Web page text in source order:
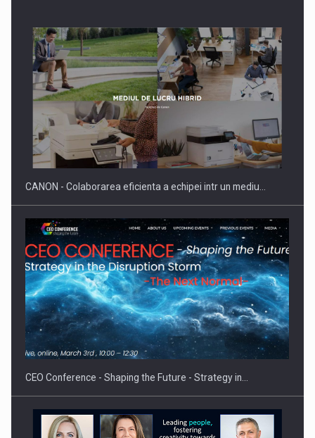
SAPTE PERSONALITATI DIN MEDIUL DE AFACERI, ACADEMIC
SI INSTITUTIONAL…
Hard Enduro Piatra Craiului 2026, fueled by benzinariile RO…
CANON - Colaborarea eficienta a echipei intr un mediu…
CEO Conference - Shaping the Future - Strategy in…